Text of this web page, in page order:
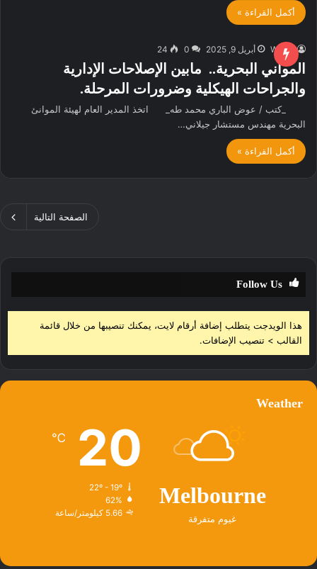
أكمل القراءة »
W.M.R أبريل 9, 2025 0
24
المواني البحرية.. مابين الإصلاحات الإدارية
والجراحات الهيكلية وضرورات المرحلة.
_كتب / عوض الباري محمد طه_ اتخذ المدير العام لهيئة الموانئ
البحرية مهندس مستشار جيلاني…
أكمل القراءة »
الصفحة التالية
Follow Us
هذا الويدجت يتطلب إضافة أرقام لايت، يمكنك تنصيبها من خلال قائمة
القالب > تنصيب الإضافات.
Weather
Melbourne
غيوم متفرقة
20
℃
22º - 19º
62%
5.66 كيلومتر/ساعة